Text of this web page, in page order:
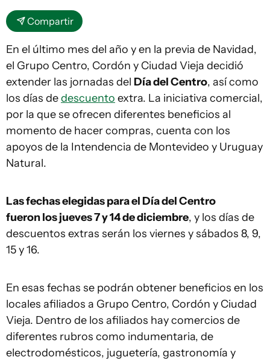
Compartir
En el último mes del año y en la previa de Navidad,
el Grupo Centro, Cordón y Ciudad Vieja decidió
extender las jornadas del Día del Centro, así como
los días dedescuento extra. La iniciativa comercial,
por la que se ofrecen diferentes beneficios al
momento de hacer compras, cuenta con los
apoyos de la Intendencia de Montevideo y Uruguay
Natural.
Las fechas elegidas para el Día del Centro
fueron los jueves 7 y 14 de diciembre, y los días de
descuentos extras serán los viernes y sábados 8, 9,
15 y 16.
En esas fechas se podrán obtener beneficios en los
locales afiliados a Grupo Centro, Cordón y Ciudad
Vieja. Dentro de los afiliados hay comercios de
diferentes rubros como indumentaria, de
electrodomésticos, juguetería, gastronomía y